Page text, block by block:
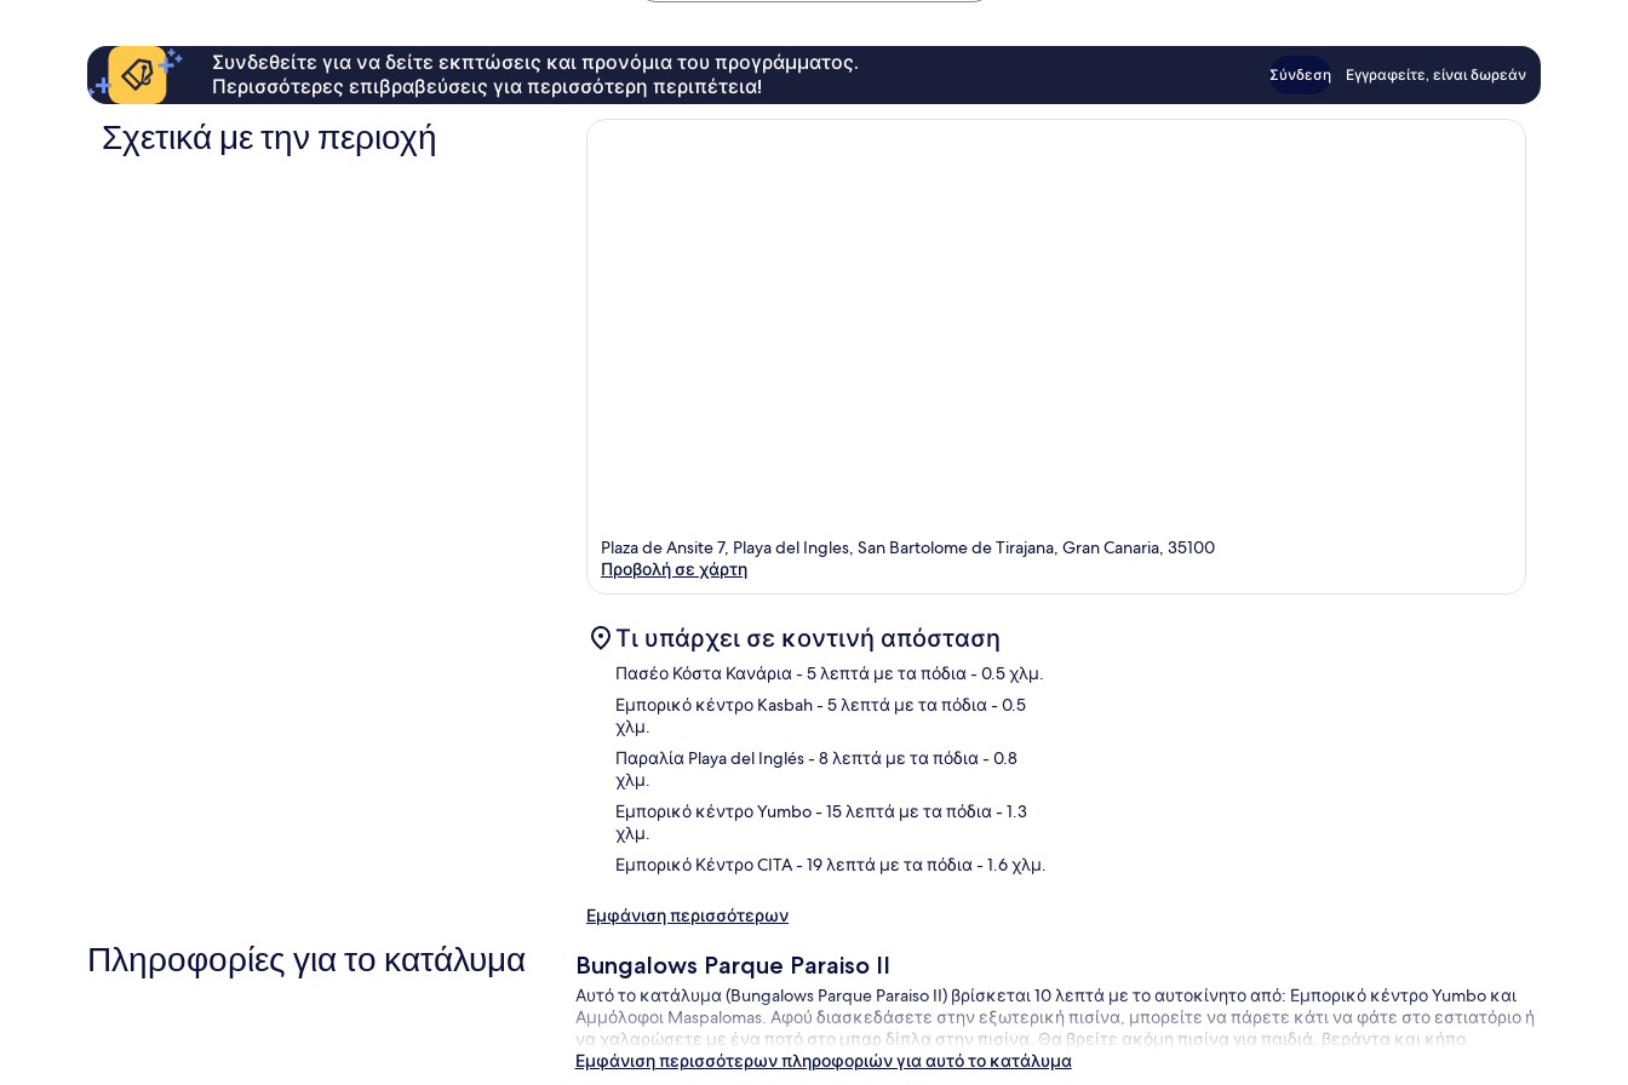
Συνδεθείτε για να δείτε εκπτώσεις και προνόμια του προγράμματος.
Περισσότερες επιβραβεύσεις για περισσότερη περιπέτεια!
Σύνδεση Εγγραφείτε, είναι δωρεάν
Σχετικά με την περιοχή
Plaza de Ansite 7, Playa del Ingles, San Bartolome de Tirajana, Gran Canaria, 35100
Προβολή σε χάρτη
Τι υπάρχει σε κοντινή απόσταση
Πασέο Κόστα Κανάρια - 5 λεπτά με τα πόδια - 0.5 χλμ.
Εμπορικό κέντρο Kasbah- 5 λεπτά με τα πόδια - 0.5
χλμ.
Παραλία Playa del Inglés- 8 λεπτά με τα πόδια - 0.8
χλμ.
Εμπορικό κέντρο Yumbo- 15 λεπτά με τα πόδια - 1.3
χλμ.
Εμπορικό Κέντρο CITA- 19 λεπτά με τα πόδια - 1.6 χλμ.
Εμφάνιση περισσότερων
Πληροφορίες για το κατάλυμα Bungalows Parque Paraiso II
Αυτό το κατάλυμα (Bungalows Parque Paraiso II) βρίσκεται 10 λεπτά με το αυτοκίνητο από: Εμπορικό κέντρο Yumbo και
Αμμόλοφοι Maspalomas. Αφού διασκεδάσετε στην εξωτερική πισίνα, μπορείτε να πάρετε κάτι να φάτε στο εστιατόριο ή
να χαλαρώσετε με ένα ποτό στο μπαρ δίπλα στην πισίνα. Θα βρείτε ακόμη πισίνα για παιδιά, βεράντα και κήπο.
Εμφάνιση περισσότερων πληροφοριών για αυτό το κατάλυμα